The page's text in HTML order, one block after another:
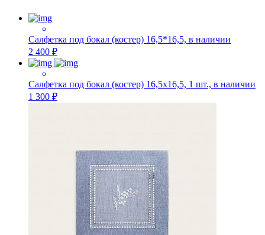
Салфетка под бокал (костер) 16,5*16,5, в наличии
2 400 ₽
Салфетка под бокал (костер) 16,5х16,5, 1 шт., в наличии
1 300 ₽